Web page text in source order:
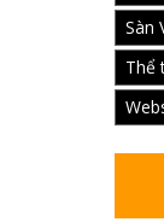
Sàn
Thể